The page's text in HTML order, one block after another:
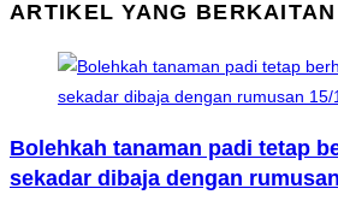
ARTIKEL YANG BERKAITAN
Bolehkah tanaman padi tetap
sekadar dibaja dengan